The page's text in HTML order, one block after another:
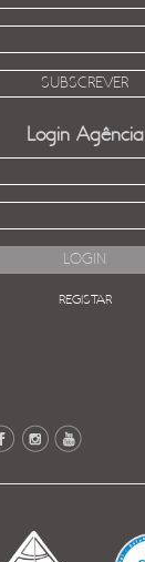
Login Agência
REGISTAR